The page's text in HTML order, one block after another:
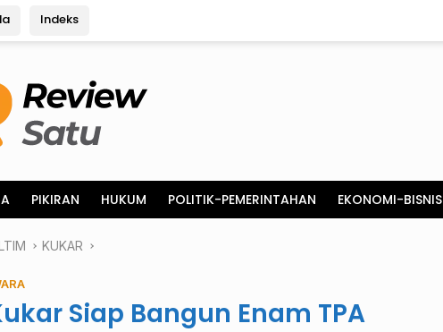
Indeks
PIKIRAN HUKUM POLITIK-PEMERINTAHAN EKONOMI-BISNIS
KUKAR
Siap Bangun Enam TPA